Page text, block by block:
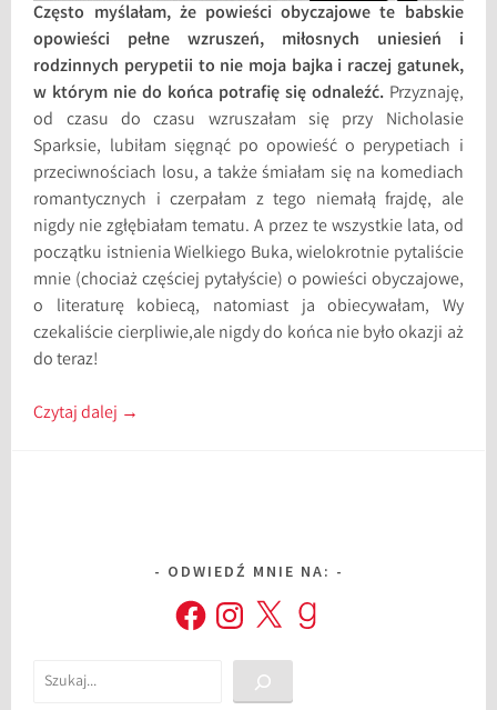
Często myślałam, że powieści obyczajowe te babskie
opowieści pełne wzruszeń, miłosnych uniesień i
rodzinnych perypetii to nie moja bajka i raczej gatunek,
w którym nie do końca potrafię się odnaleźć. Przyznaję,
od czasu do czasu wzruszałam się przy Nicholasie
Sparksie, lubiłam sięgnąć po opowieść o perypetiach i
przeciwnościach losu, a także śmiałam się na komediach
romantycznych i czerpałam z tego niemałą frajdę, ale
nigdy nie zgłębiałam tematu. A przez te wszystkie lata, od
początku istnienia Wielkiego Buka, wielokrotnie pytaliście
mnie (chociaż częściej pytałyście) o powieści obyczajowe,
o literaturę kobiecą, natomiast ja obiecywałam, Wy
czekaliście cierpliwie,ale nigdy do końca nie było okazji aż
do teraz!
Czytaj dalej →
ODWIEDŹ MNIE NA:
FacebookInstagram
X Goodreads
Szukaj